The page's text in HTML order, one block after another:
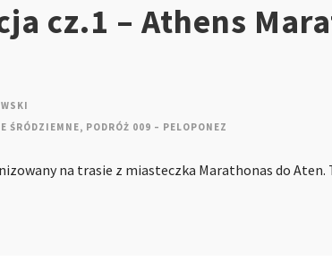
cz.1 – Athens
ŚRÓDZIEMNE, PODRÓŻ 009 – PELOPONEZ
na trasie z miasteczka Marathonas do Aten.